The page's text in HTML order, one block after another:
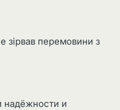
зірвав перемовини з
надёжности и